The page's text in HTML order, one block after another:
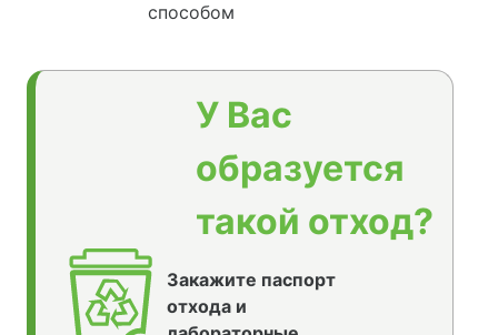
способом
У Вас
образуется
такой отход?
Закажите паспорт
отхода и